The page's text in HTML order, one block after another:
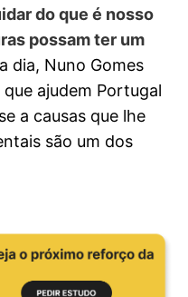
do que é nosso
possam ter um
dia, Nuno Gomes
ajudem Portugal
a causas que lhe
são um dos